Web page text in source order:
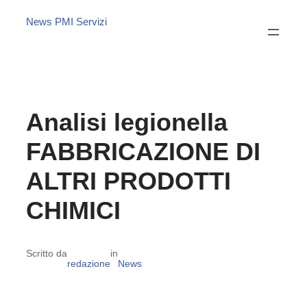
News PMI Servizi
Analisi legionella
FABBRICAZIONE DI
ALTRI PRODOTTI
CHIMICI
Scritto da
redazione
in
News